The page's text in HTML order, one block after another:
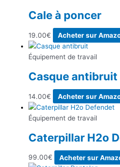
Cale à poncer
19.00€ Acheter sur
Équipement de travail
Casque antibruit
14.00€ Acheter sur
Équipement de travail
Caterpillar H2o
99.00€ Acheter sur